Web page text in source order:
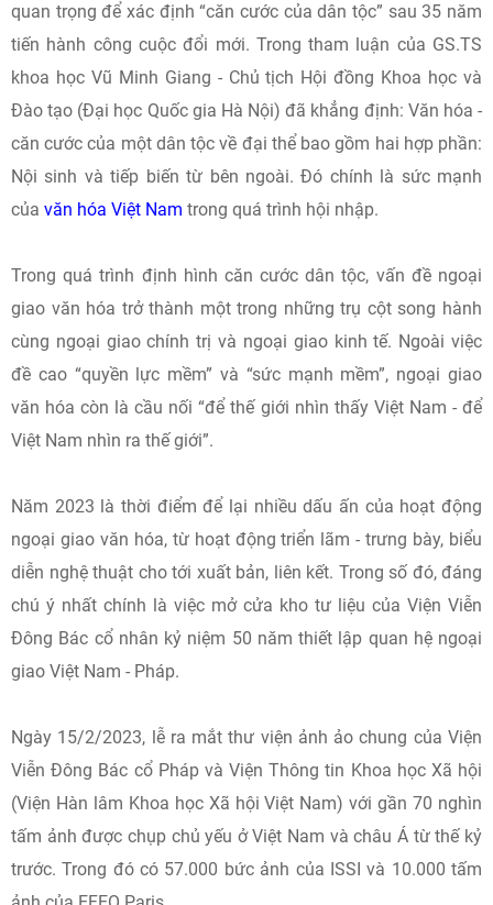
quan trọng để xác định “căn cước của dân tộc” sau 35 năm
tiến hành công cuộc đổi mới. Trong tham luận của GS.TS
khoa học Vũ Minh Giang - Chủ tịch Hội đồng Khoa học và
Đào tạo (Đại học Quốc gia Hà Nội) đã khẳng định: Văn hóa -
căn cước của một dân tộc về đại thể bao gồm hai hợp phần:
Nội sinh và tiếp biến từ bên ngoài. Đó chính là sức mạnh
của văn hóa Việt Nam trong quá trình hội nhập.
Trong quá trình định hình căn cước dân tộc, vấn đề ngoại
giao văn hóa trở thành một trong những trụ cột song hành
cùng ngoại giao chính trị và ngoại giao kinh tế. Ngoài việc
đề cao “quyền lực mềm” và “sức mạnh mềm”, ngoại giao
văn hóa còn là cầu nối “để thế giới nhìn thấy Việt Nam - để
Việt Nam nhìn ra thế giới”.
Năm 2023 là thời điểm để lại nhiều dấu ấn của hoạt động
ngoại giao văn hóa, từ hoạt động triển lãm - trưng bày, biểu
diễn nghệ thuật cho tới xuất bản, liên kết. Trong số đó, đáng
chú ý nhất chính là việc mở cửa kho tư liệu của Viện Viễn
Đông Bác cổ nhân kỷ niệm 50 năm thiết lập quan hệ ngoại
giao Việt Nam - Pháp.
Ngày 15/2/2023, lễ ra mắt thư viện ảnh ảo chung của Viện
Viễn Đông Bác cổ Pháp và Viện Thông tin Khoa học Xã hội
(Viện Hàn lâm Khoa học Xã hội Việt Nam) với gần 70 nghìn
tấm ảnh được chụp chủ yếu ở Việt Nam và châu Á từ thế kỷ
trước. Trong đó có 57.000 bức ảnh của ISSI và 10.000 tấm